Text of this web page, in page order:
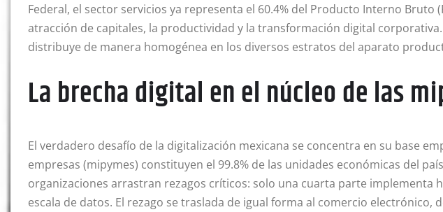
Federal, el sector servicios ya representa el 60.4% del Producto Interno
atracción de capitales, la productividad y la transformación digital corporativa
distribuye de manera homogénea en los diversos estratos del aparato
La brecha digital en el núcleo de las
El verdadero desafío de la digitalización mexicana se concentra en su base
empresas (mipymes) constituyen el 99.8% de las unidades económicas del
organizaciones arrastran rezagos críticos: solo una cuarta parte implementa
escala de datos. El rezago se traslada de igual forma al comercio electrónico,